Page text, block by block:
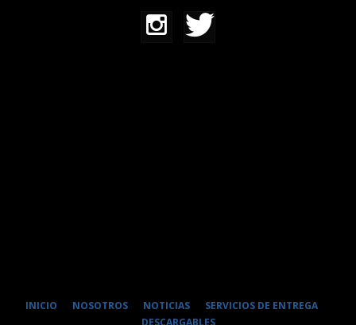
INICIO NOSOTROS NOTICIAS
SERVICIOS DE ENTREGA